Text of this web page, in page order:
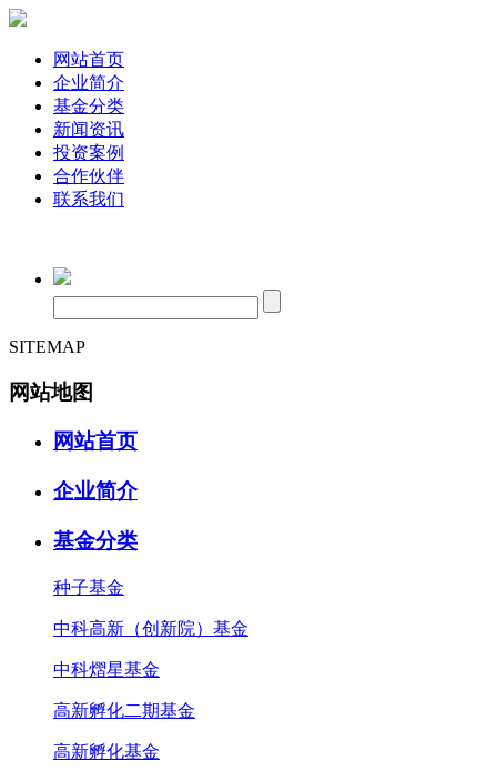
网站首页
企业简介
基金分类
新闻资讯
投资案例
合作伙伴
联系我们
SITEMAP
网站地图
网站首页
企业简介
基金分类
种子基金
中科高新（创新院）基金
中科熠星基金
高新孵化二期基金
高新孵化基金